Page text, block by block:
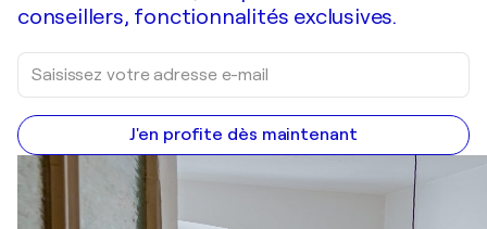
conseillers, fonctionnalités exclusives.
J'en profite dès maintenant